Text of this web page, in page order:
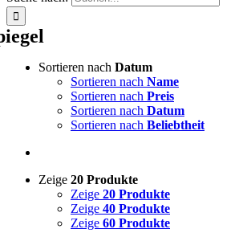
Sortieren nach Datum
Sortieren nach Name
Sortieren nach Preis
Sortieren nach Datum
Sortieren nach Beliebtheit
Zeige 20 Produkte
Zeige 20 Produkte
Zeige 40 Produkte
Zeige 60 Produkte